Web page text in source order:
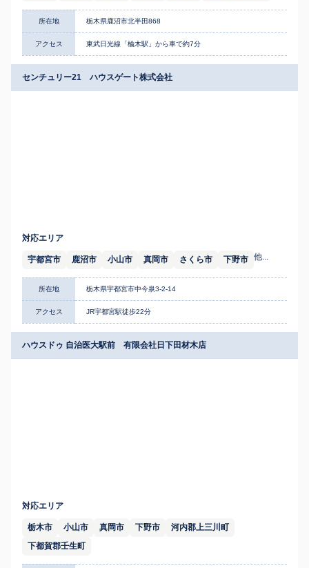
所在地 栃木県鹿沼市北半田868
アクセス 東武日光線「楡木駅」から車で約7分
センチュリー21 ハウスゲート株式会社
対応エリア
宇都宮市 鹿沼市 小山市 真岡市 さくら市 下野市 他...
所在地 栃木県宇都宮市中今泉3-2-14
アクセス JR宇都宮駅徒歩22分
ハウスドゥ 自治医大駅前 有限会社日下田材木店
対応エリア
栃木市 小山市 真岡市 下野市
河内郡上三川町
下都賀郡壬生町